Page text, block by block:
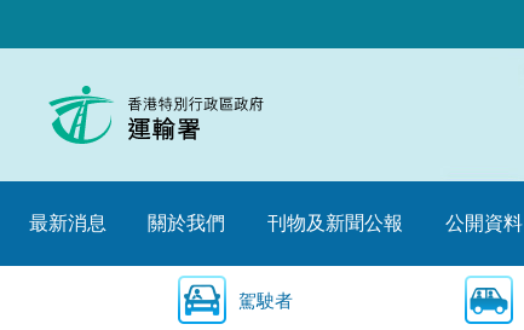
至
始
最新消息 關於我們 刊物及新聞公報 公開資料
駕駛者